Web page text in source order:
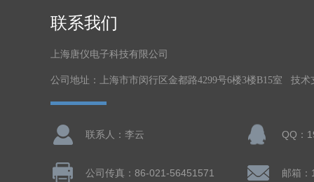
联系我们
上海唐仪电子科技有限公司
公司地址：上海市市闵行区金都路4299号6楼3楼B15室 技术
联系人：李云 QQ：
公司传真：86-021-56451571 邮箱